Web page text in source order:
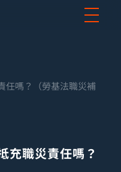
任嗎？（勞基法職災補
充職災責任嗎？